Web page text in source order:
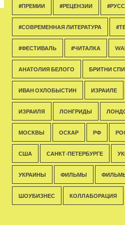
#ПРЕМИИ #РЕЦЕНЗИИ
#СОВРЕМЕННАЯ ЛИТЕРАТУРА
#ФЕСТИВАЛЬ #ЧИТАЛКА
АНАТОЛИЯ БЕЛОГО БРИТНИ
ИВАН ОХЛОБЫСТИН ИЗРАИЛЕ
ИЗРАИЛЯ ЛОНГРИДЫ
МОСКВЫ ОСКАР РФ
США САНКТ-ПЕТЕРБУРГЕ
УКРАИНЫ ФИЛЬМЫ
ШОУБИЗНЕС КОЛЛАБОРАЦИЯ